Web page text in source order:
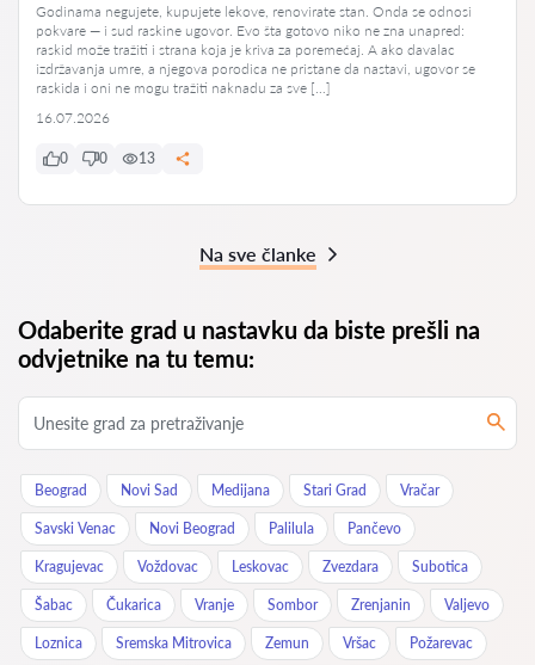
Godinama negujete, kupujete lekove, renovirate stan. Onda se odnosi
pokvare — i sud raskine ugovor. Evo šta gotovo niko ne zna unapred:
raskid može tražiti i strana koja je kriva za poremećaj. A ako davalac
izdržavanja umre, a njegova porodica ne pristane da nastavi, ugovor se
raskida i oni ne mogu tražiti naknadu za sve […]
16.07.2026
0 0 13
Na sve članke
Odaberite grad u nastavku da biste prešli na
odvjetnike na tu temu:
Beograd Novi Sad Medijana Stari Grad Vračar
Savski Venac Novi Beograd Palilula Pančevo
Kragujevac Voždovac Leskovac Zvezdara Subotica
Šabac Čukarica Vranje Sombor Zrenjanin Valjevo
Loznica Sremska Mitrovica Zemun Vršac Požarevac